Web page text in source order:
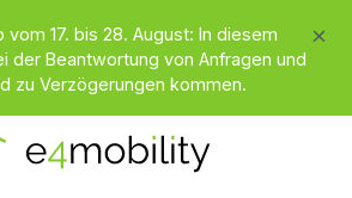
17. bis 28. August: In diesem
der Beantwortung von Anfragen und
zu Verzögerungen kommen.